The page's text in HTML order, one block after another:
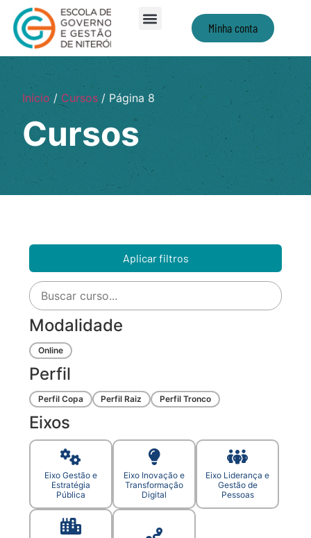
Minha conta
Início/Cursos/ Página 8
Cursos
Aplicar filtros
Modalidade
Online
Perfil
Perfil Copa Perfil Raiz Perfil Tronco
Eixos
Eixo Gestão e
Estratégia
Pública
Eixo Inovação e
Transformação
Digital
Eixo Liderança e
Gestão de
Pessoas